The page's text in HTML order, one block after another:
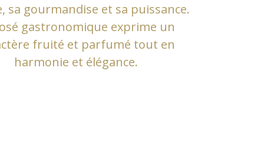
sa gourmandise et sa puissance.
gastronomique exprime un
fruité et parfumé tout en
harmonie et élégance.